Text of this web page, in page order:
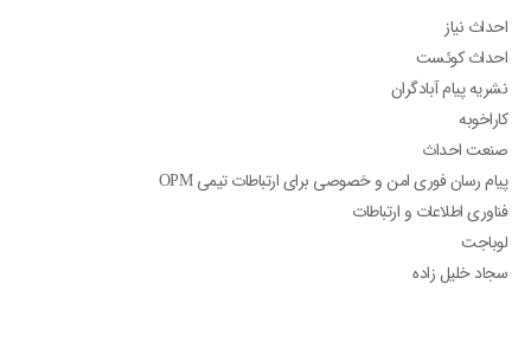
احداث نیاز
احداث کوئست
نشریه پیام آبادگران
کاراخوبه
صنعت احداث
پیام رسان فوری امن و خصوصی برای ارتباطات تیمی OPM
فناوری اطلاعات و ارتباطات
لوباجت
سجاد خلیل زاده